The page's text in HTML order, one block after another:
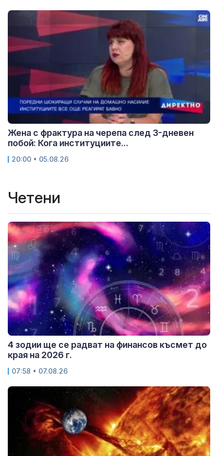
Жена с фрактура на черепа след 3-дневен
побой: Кога институциите...
20:00 • 05.08.26
Четени
4 зодии ще се радват на финансов късмет до
края на 2026 г.
07:58 • 07.08.26